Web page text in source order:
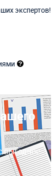
экспертов!
выгодное